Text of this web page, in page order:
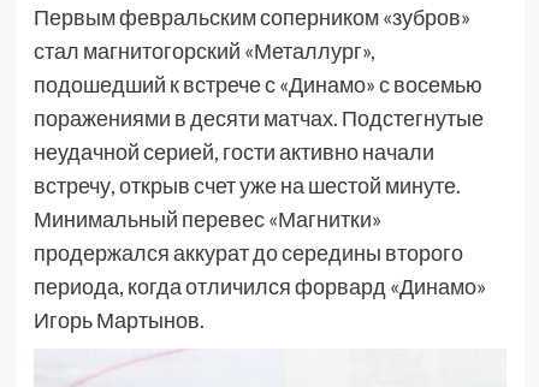
Первым февральским соперником «зубров»
стал магнитогорский «Металлург»,
подошедший к встрече с «Динамо» с восемью
поражениями в десяти матчах. Подстегнутые
неудачной серией, гости активно начали
встречу, открыв счет уже на шестой минуте.
Минимальный перевес «Магнитки»
продержался аккурат до середины второго
периода, когда отличился форвард «Динамо»
Игорь Мартынов.